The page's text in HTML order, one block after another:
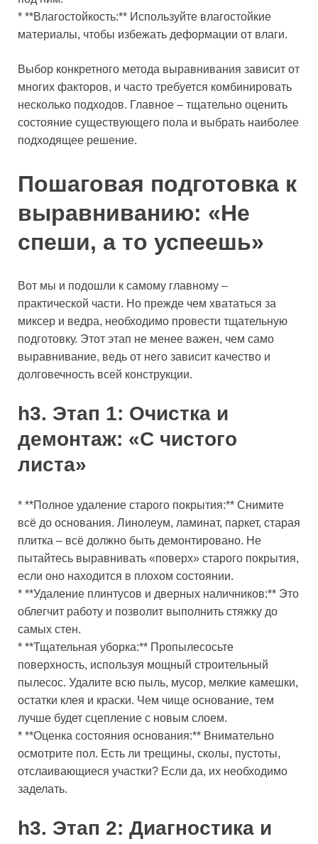
* **Влагостойкость:** Используйте влагостойкие
материалы, чтобы избежать деформации от влаги.
Выбор конкретного метода выравнивания зависит от
многих факторов, и часто требуется комбинировать
несколько подходов. Главное – тщательно оценить
состояние существующего пола и выбрать наиболее
подходящее решение.
Пошаговая подготовка к
выравниванию: «Не
спеши, а то успеешь»
Вот мы и подошли к самому главному –
практической части. Но прежде чем хвататься за
миксер и ведра, необходимо провести тщательную
подготовку. Этот этап не менее важен, чем само
выравнивание, ведь от него зависит качество и
долговечность всей конструкции.
h3. Этап 1: Очистка и
демонтаж: «С чистого
листа»
* **Полное удаление старого покрытия:** Снимите
всё до основания. Линолеум, ламинат, паркет, старая
плитка – всё должно быть демонтировано. Не
пытайтесь выравнивать «поверх» старого покрытия,
если оно находится в плохом состоянии.
* **Удаление плинтусов и дверных наличников:** Это
облегчит работу и позволит выполнить стяжку до
самых стен.
* **Тщательная уборка:** Пропылесосьте
поверхность, используя мощный строительный
пылесос. Удалите всю пыль, мусор, мелкие камешки,
остатки клея и краски. Чем чище основание, тем
лучше будет сцепление с новым слоем.
* **Оценка состояния основания:** Внимательно
осмотрите пол. Есть ли трещины, сколы, пустоты,
отслаивающиеся участки? Если да, их необходимо
заделать.
h3. Этап 2: Диагностика и